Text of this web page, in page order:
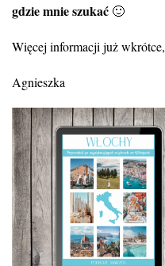
gdzie mnie szukać 🙂
Więcej informacji już wkrótce,
Agnieszka